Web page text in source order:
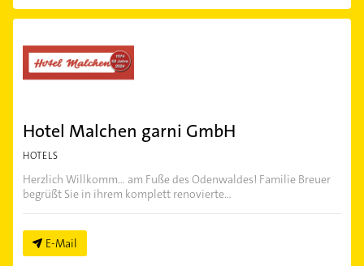
Hotel Malchen garni GmbH
HOTELS
Herzlich Willkomm... am Fuße des Odenwaldes! Familie Breuer
begrüßt Sie in ihrem komplett renovierte...
E-Mail